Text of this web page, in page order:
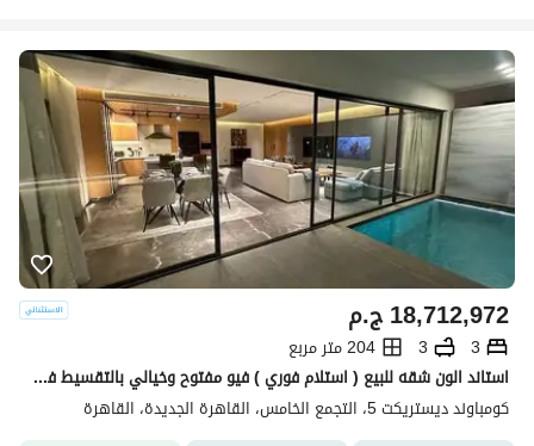
ج.م18,712,972
3
3
204 متر مربع
استاند الون شقه للبيع ( استلام فوري ) فيو مفتوح وخيالي بالتقسيط في كمبوند ديستركت 5 في التجمع الخامس بجوار نيو قطاميه
كومباوند ديستريكت 5، التجمع الخامس، القاهرة الجديدة، القاهرة